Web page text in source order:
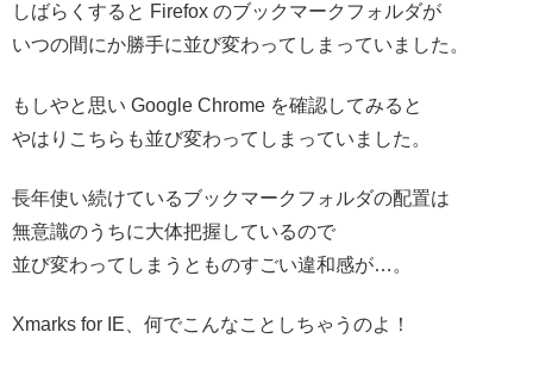
しばらくすると Firefox のブックマークフォルダが
いつの間にか勝手に並び変わってしまっていました。
もしやと思い Google Chrome を確認してみると
やはりこちらも並び変わってしまっていました。
長年使い続けているブックマークフォルダの配置は
無意識のうちに大体把握しているので
並び変わってしまうとものすごい違和感が…。
Xmarks for IE、何でこんなことしちゃうのよ！